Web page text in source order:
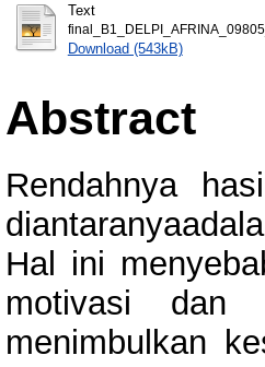
Text
Download (543kB)
Abstract
Rendahnya
Hal ini
motivasi dan
menimbulkan